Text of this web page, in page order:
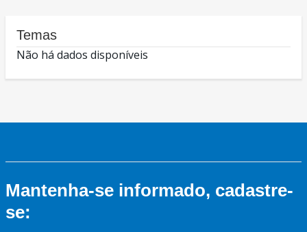
Temas
Não há dados disponíveis
Mantenha-se informado, cadastre-
se: